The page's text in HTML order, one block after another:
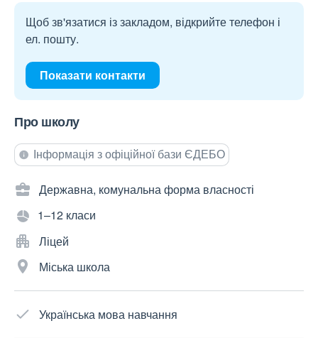
Щоб зв'язатися із закладом, відкрийте телефон і
ел. пошту.
Показати контакти
Про школу
Інформація з офіційної бази ЄДЕБО
Державна, комунальна форма власності
1–12 класи
Ліцей
Міська школа
Українська мова навчання